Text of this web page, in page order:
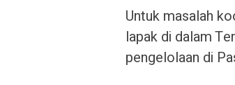
Untuk masalah
lapak di dalam
pengelolaan di